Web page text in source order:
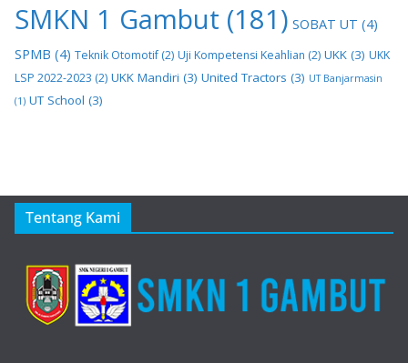
SMKN 1 Gambut (181) SOBAT UT (4)
SPMB (4) Teknik Otomotif(2) Uji Kompetensi Keahlian (2) UKK (3) UKK
LSP 2022-2023 (2) UKK Mandiri (3) United Tractors (3) UT Banjarmasin
(1) UT School (3)
Tentang Kami